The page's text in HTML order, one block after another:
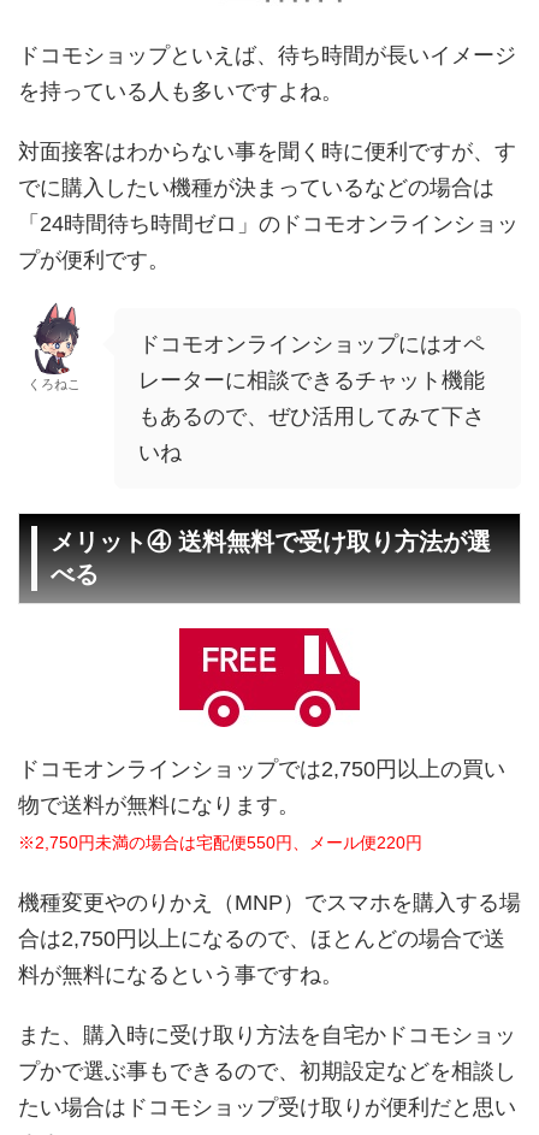
ドコモショップといえば、待ち時間が長いイメージ
を持っている人も多いですよね。
対面接客はわからない事を聞く時に便利ですが、す
でに購入したい機種が決まっているなどの場合は
「24時間待ち時間ゼロ」のドコモオンラインショッ
プが便利です。
くろねこ
ドコモオンラインショップにはオペ
レーターに相談できるチャット機能
もあるので、ぜひ活用してみて下さ
いね
メリット④ 送料無料で受け取り方法が選
べる
ドコモオンラインショップでは2,750円以上の買い
物で送料が無料になります。
※2,750円未満の場合は宅配便550円、メール便220円
機種変更やのりかえ（MNP）でスマホを購入する場
合は2,750円以上になるので、ほとんどの場合で送
料が無料になるという事ですね。
また、購入時に受け取り方法を自宅かドコモショッ
プかで選ぶ事もできるので、初期設定などを相談し
たい場合はドコモショップ受け取りが便利だと思い